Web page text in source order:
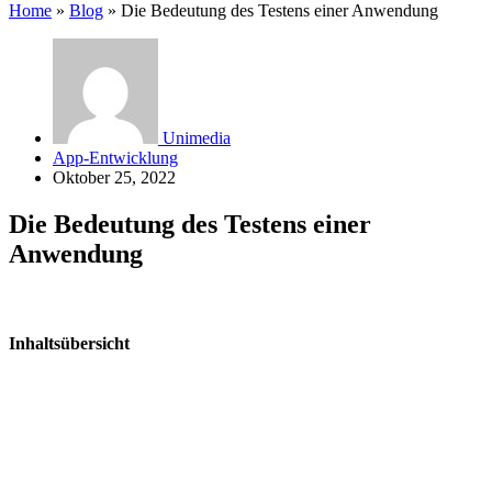
Home » Blog » Die Bedeutung des Testens einer Anwendung
Unimedia
App-Entwicklung
Oktober 25, 2022
Die Bedeutung des Testens einer
Anwendung
Inhaltsübersicht